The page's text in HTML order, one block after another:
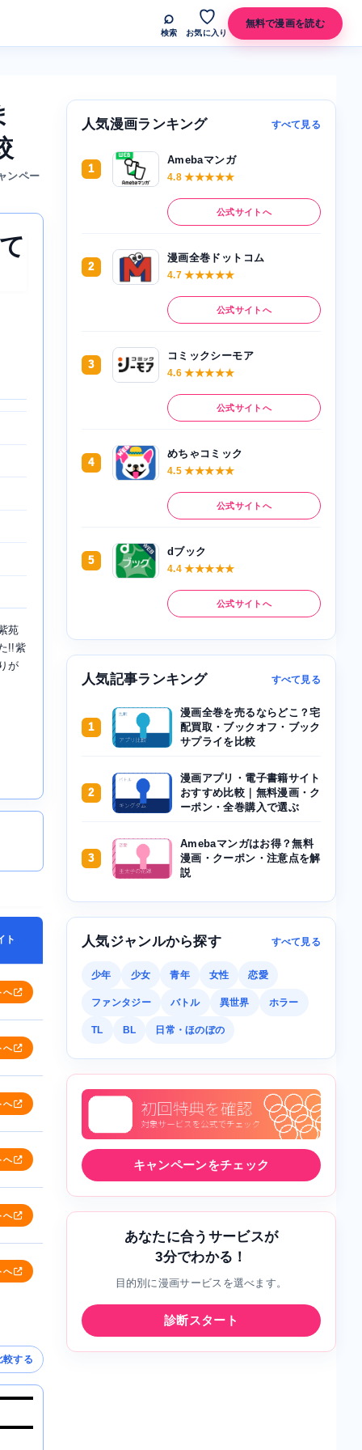
⌕
検索
♡
お気に入り
無料で漫画を読む
ンペー
苑
!!紫
が
ト
へ
へ
へ
へ
へ
へ
較する
人気漫画ランキング すべて見る
1
Amebaマンガ
4.8 ★★★★★
公式サイトへ
2
漫画全巻ドットコム
4.7 ★★★★★
公式サイトへ
3
コミックシーモア
4.6 ★★★★★
公式サイトへ
4
めちゃコミック
4.5 ★★★★★
公式サイトへ
5
dブック
4.4 ★★★★★
公式サイトへ
人気記事ランキング すべて見る
1
漫画全巻を売るならどこ？宅
配買取・ブックオフ・ブック
サプライを比較
2
漫画アプリ・電子書籍サイト
おすすめ比較｜無料漫画・ク
ーポン・全巻購入で選ぶ
3
Amebaマンガはお得？無料
漫画・クーポン・注意点を解
説
人気ジャンルから探す すべて見る
少年 少女 青年 女性 恋愛
ファンタジー バトル 異世界 ホラー
TL BL 日常・ほのぼの
キャンペーンをチェック
あなたに合うサービスが
3分でわかる！
目的別に漫画サービスを選べます。
診断スタート